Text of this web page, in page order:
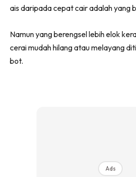
ais daripada cepat cair adalah yang
Namun yang berengsel lebih elok
cerai mudah hilang atau melayang
bot.
Ads